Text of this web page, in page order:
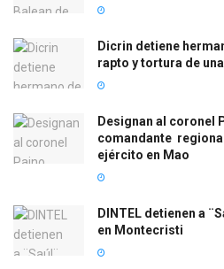
Dicrin detiene
rapto y tortura de
Designan al coronel
comandante
ejército en Mao
DINTEL detienen a
en Montecristi